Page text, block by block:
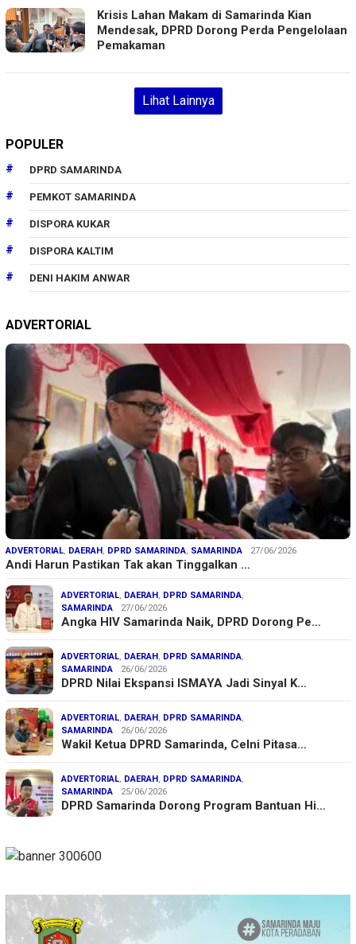
Krisis Lahan Makam di Samarinda Kian
Mendesak, DPRD Dorong Perda Pengelolaan
Pemakaman
Lihat Lainnya
POPULER
DPRD SAMARINDA
PEMKOT SAMARINDA
DISPORA KUKAR
DISPORA KALTIM
DENI HAKIM ANWAR
ADVERTORIAL
ADVERTORIAL, DAERAH, DPRD SAMARINDA, SAMARINDA 27/06/2026
Andi Harun Pastikan Tak akan Tinggalkan …
ADVERTORIAL, DAERAH, DPRD SAMARINDA,
SAMARINDA
27/06/2026
Angka HIV Samarinda Naik, DPRD Dorong Pe…
ADVERTORIAL, DAERAH, DPRD SAMARINDA,
SAMARINDA
26/06/2026
DPRD Nilai Ekspansi ISMAYA Jadi Sinyal K…
ADVERTORIAL, DAERAH, DPRD SAMARINDA,
SAMARINDA
26/06/2026
Wakil Ketua DPRD Samarinda, Celni Pitasa…
ADVERTORIAL, DAERAH, DPRD SAMARINDA,
SAMARINDA
25/06/2026
DPRD Samarinda Dorong Program Bantuan Hi…